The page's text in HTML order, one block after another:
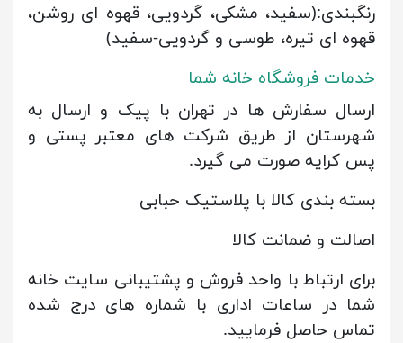
رنگبندی:(سفید، مشکی، گردویی، قهوه ای روشن،
قهوه ای تیره، طوسی و گردویی-سفید)
خدمات فروشگاه خانه شما
ارسال سفارش ها در تهران با پیک و ارسال به
شهرستان از طریق شرکت های معتبر پستی و
پس کرایه صورت می گیرد.
بسته بندی کالا با پلاستیک حبابی
اصالت و ضمانت کالا
برای ارتباط با واحد فروش و پشتیبانی سایت خانه
شما در ساعات اداری با شماره های درج شده
تماس حاصل فرمایید.